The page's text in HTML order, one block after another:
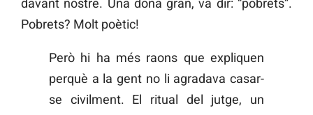
davant nostre. Una dona gran, va dir: “pobrets”.
Pobrets? Molt poètic!
Però hi ha més raons que expliquen
perquè a la gent no li agradava casar-
se civilment. El ritual del jutge, un